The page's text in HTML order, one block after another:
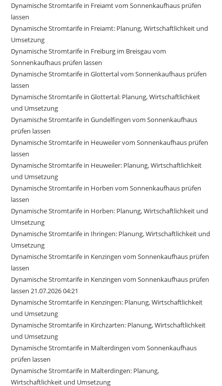
Dynamische Stromtarife in Freiamt vom Sonnenkaufhaus prüfen
lassen
Dynamische Stromtarife in Freiamt: Planung, Wirtschaftlichkeit und
Umsetzung
Dynamische Stromtarife in Freiburg im Breisgau vom
Sonnenkaufhaus prüfen lassen
Dynamische Stromtarife in Glottertal vom Sonnenkaufhaus prüfen
lassen
Dynamische Stromtarife in Glottertal: Planung, Wirtschaftlichkeit
und Umsetzung
Dynamische Stromtarife in Gundelfingen vom Sonnenkaufhaus
prüfen lassen
Dynamische Stromtarife in Heuweiler vom Sonnenkaufhaus prüfen
lassen
Dynamische Stromtarife in Heuweiler: Planung, Wirtschaftlichkeit
und Umsetzung
Dynamische Stromtarife in Horben vom Sonnenkaufhaus prüfen
lassen
Dynamische Stromtarife in Horben: Planung, Wirtschaftlichkeit und
Umsetzung
Dynamische Stromtarife in Ihringen: Planung, Wirtschaftlichkeit und
Umsetzung
Dynamische Stromtarife in Kenzingen vom Sonnenkaufhaus prüfen
lassen
Dynamische Stromtarife in Kenzingen vom Sonnenkaufhaus prüfen
lassen 21.07.2026 04:21
Dynamische Stromtarife in Kenzingen: Planung, Wirtschaftlichkeit
und Umsetzung
Dynamische Stromtarife in Kirchzarten: Planung, Wirtschaftlichkeit
und Umsetzung
Dynamische Stromtarife in Malterdingen vom Sonnenkaufhaus
prüfen lassen
Dynamische Stromtarife in Malterdingen: Planung,
Wirtschaftlichkeit und Umsetzung